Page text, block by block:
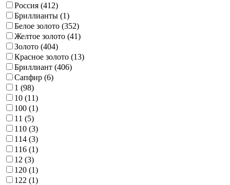
Россия (412)
Бриллианты (1)
Белое золото (352)
Желтое золото (41)
Золото (404)
Красное золото (13)
Бриллиант (406)
Сапфир (6)
1 (98)
10 (11)
100 (1)
11 (5)
110 (3)
114 (3)
116 (1)
12 (3)
120 (1)
122 (1)